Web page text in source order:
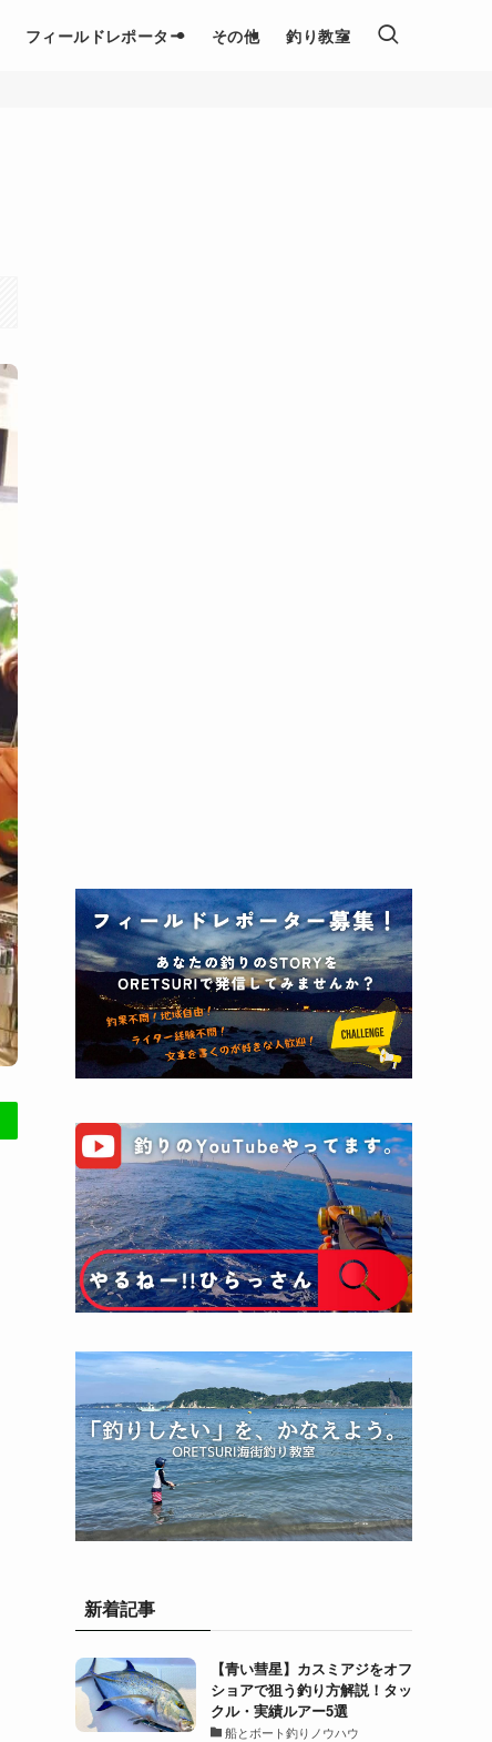
フィールドレポーター その他 釣り教室
新着記事
【青い彗星】カスミアジをオフ
ショアで狙う釣り方解説！タッ
クル・実績ルアー5選
船とボート釣りノウハウ